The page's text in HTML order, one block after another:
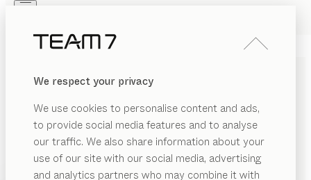
We respect your privacy
We use cookies to personalise content and ads,
to provide social media features and to analyse
our traffic. We also share information about your
use of our site with our social media, advertising
and analytics partners who may combine it with
PRODUITS
INSPIRATION
REVENDEUR
VESTIBULEcubus
Karl Auer
Formes épurées, planifications variées, styles